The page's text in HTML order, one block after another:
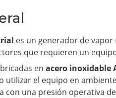
es un generador de
que requieren un
en acero inoxidable
utilizar el equipo en
con una presión operativa de